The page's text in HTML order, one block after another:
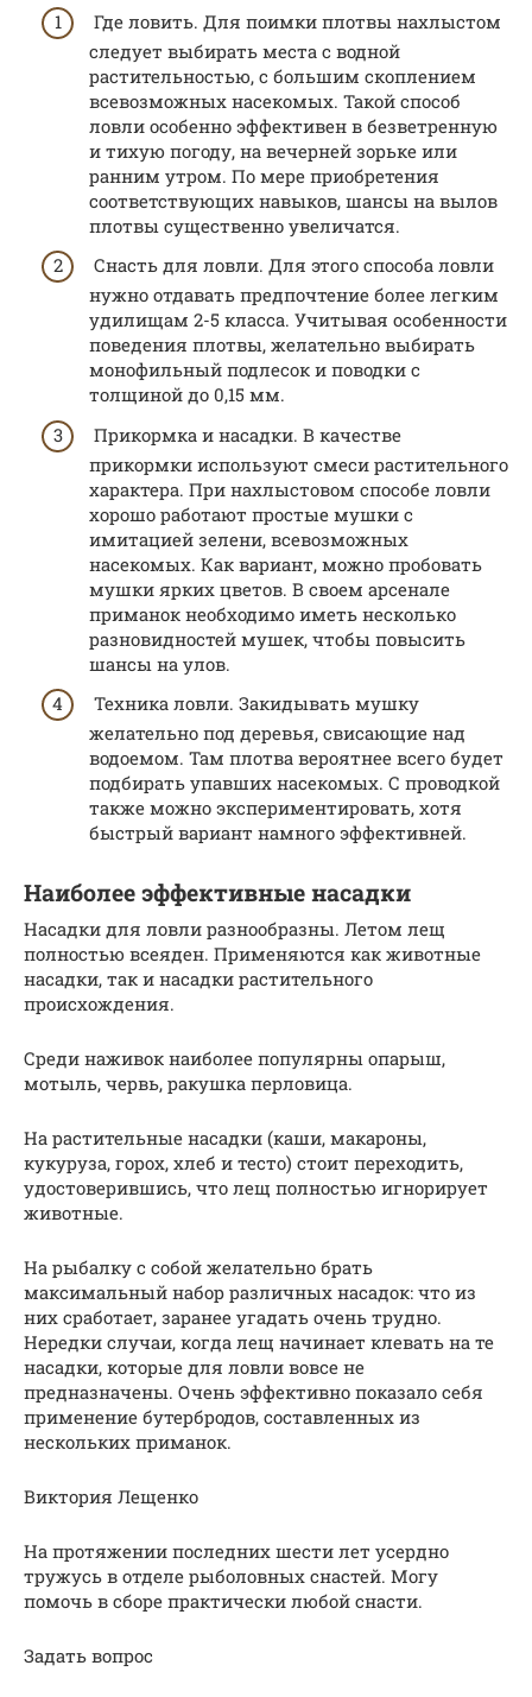
Где ловить. Для поимки плотвы нахлыстом
следует выбирать места с водной
растительностью, с большим скоплением
всевозможных насекомых. Такой способ
ловли особенно эффективен в безветренную
и тихую погоду, на вечерней зорьке или
ранним утром. По мере приобретения
соответствующих навыков, шансы на вылов
плотвы существенно увеличатся.
Снасть для ловли. Для этого способа ловли
нужно отдавать предпочтение более легким
удилищам 2-5 класса. Учитывая особенности
поведения плотвы, желательно выбирать
монофильный подлесок и поводки с
толщиной до 0,15 мм.
Прикормка и насадки. В качестве
прикормки используют смеси растительного
характера. При нахлыстовом способе ловли
хорошо работают простые мушки с
имитацией зелени, всевозможных
насекомых. Как вариант, можно пробовать
мушки ярких цветов. В своем арсенале
приманок необходимо иметь несколько
разновидностей мушек, чтобы повысить
шансы на улов.
Техника ловли. Закидывать мушку
желательно под деревья, свисающие над
водоемом. Там плотва вероятнее всего будет
подбирать упавших насекомых. С проводкой
также можно экспериментировать, хотя
быстрый вариант намного эффективней.
Наиболее эффективные насадки
Насадки для ловли разнообразны. Летом лещ
полностью всеяден. Применяются как животные
насадки, так и насадки растительного
происхождения.
Среди наживок наиболее популярны опарыш,
мотыль, червь, ракушка перловица.
На растительные насадки (каши, макароны,
кукуруза, горох, хлеб и тесто) стоит переходить,
удостоверившись, что лещ полностью игнорирует
животные.
На рыбалку с собой желательно брать
максимальный набор различных насадок: что из
них сработает, заранее угадать очень трудно.
Нередки случаи, когда лещ начинает клевать на те
насадки, которые для ловли вовсе не
предназначены. Очень эффективно показало себя
применение бутербродов, составленных из
нескольких приманок.
Виктория Лещенко
На протяжении последних шести лет усердно
тружусь в отделе рыболовных снастей. Могу
помочь в сборе практически любой снасти.
Задать вопрос